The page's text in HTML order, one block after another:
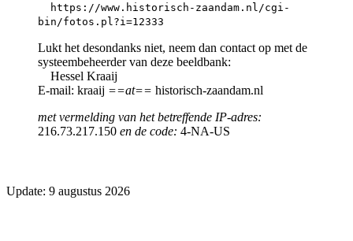
https://www.historisch-zaandam.nl/cgi-
bin/fotos.pl?i=12333
Lukt het desondanks niet, neem dan contact op met de
systeembeheerder van deze beeldbank:
Hessel Kraaij
E-mail: kraaij ==at== historisch-zaandam.nl
met vermelding van het betreffende IP-adres:
216.73.217.150 en de code: 4-NA-US
Update: 9 augustus 2026